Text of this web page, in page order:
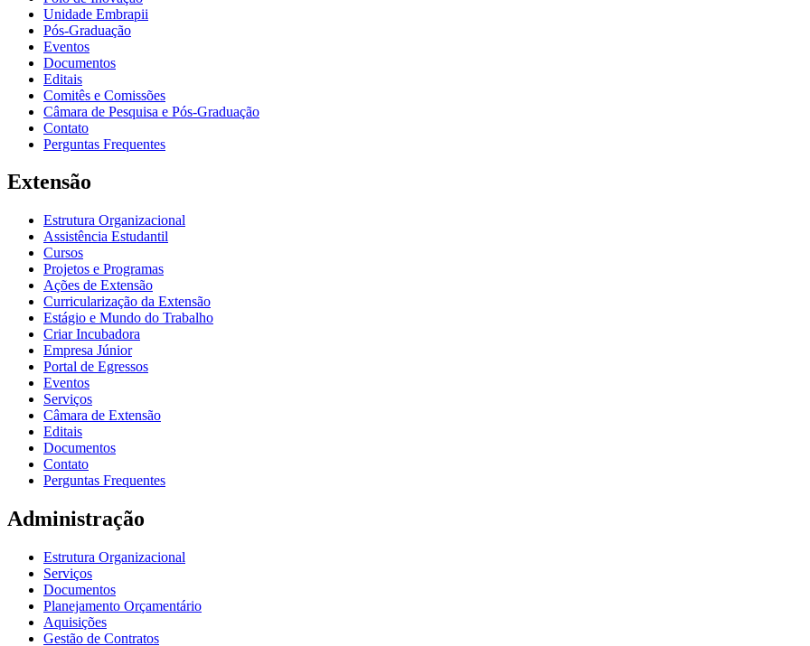
Unidade Embrapii
Pós-Graduação
Eventos
Documentos
Editais
Comitês e Comissões
Câmara de Pesquisa e Pós-Graduação
Contato
Perguntas Frequentes
Extensão
Estrutura Organizacional
Assistência Estudantil
Cursos
Projetos e Programas
Ações de Extensão
Curricularização da Extensão
Estágio e Mundo do Trabalho
Criar Incubadora
Empresa Júnior
Portal de Egressos
Eventos
Serviços
Câmara de Extensão
Editais
Documentos
Contato
Perguntas Frequentes
Administração
Estrutura Organizacional
Serviços
Documentos
Planejamento Orçamentário
Aquisições
Gestão de Contratos